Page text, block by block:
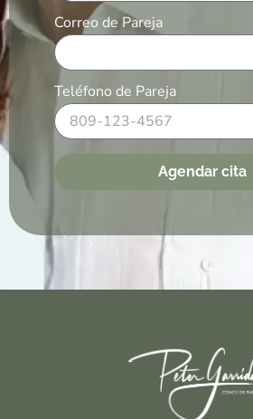
Correo de Pareja
Teléfono de Pareja
Agendar cita